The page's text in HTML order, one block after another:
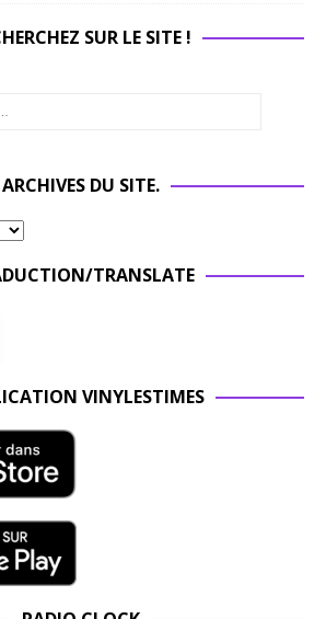
SUR LE SITE !
ARCHIVES DU SITE.
TRANSLATE
VINYLESTIMES